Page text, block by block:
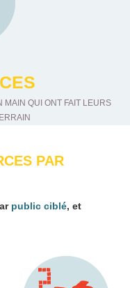
QUI ONT FAIT LEURS
PAR
public ciblé, et